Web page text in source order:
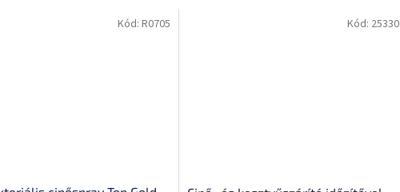
Kód: R0705 Kód: 25330